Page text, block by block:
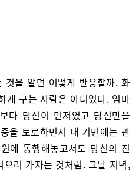
것을 알면 어떻게 반응할까. 화
게 구는 사람은 아니었다. 엄마
다 당신이 먼저였고 당신만을
을 토로하면서 내 기면에는 관
에 동행해놓고서도 당신의 진
러 가자는 것처럼. 그날 저녁,